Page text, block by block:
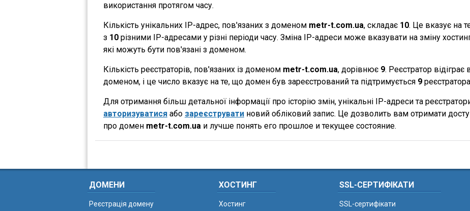
використання протягом часу.
Кількість унікальних IP-адрес, пов'язаних з доменом metr-t.com.ua, складає 10. Це вказує на
з 10 різними IP-адресами у різні періоди часу. Зміна IP-адреси може вказувати на зміну
які можуть бути пов'язані з доменом.
Кількість реєстраторів, пов'язаних із доменом metr-t.com.ua, дорівнює 9. Реєстратор
доменом, і це число вказує на те, що домен був зареєстрований та підтримується 9
Для отримання більш детальної інформації про історію змін, унікальні IP-адреси та
авторизуватися або зареєструвати новий обліковий запис. Це дозволить вам отримати
про домен metr-t.com.ua и лучше понять его прошлое и текущее состояние.
ДОМЕНИ
Реєстрація домену
ХОСТИНГ
Хостинг
SSL-СЕРТИФІКАТИ
SSL-сертифікати